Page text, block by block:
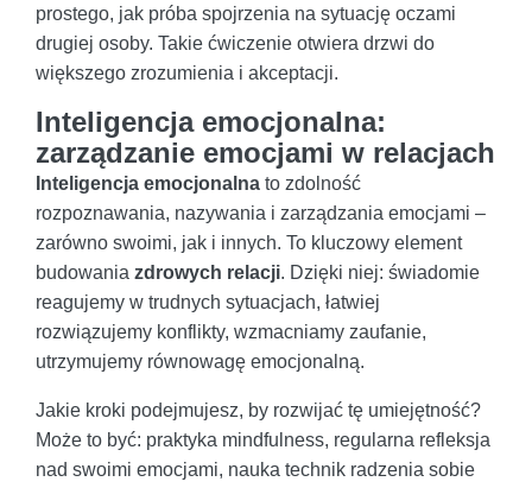
prostego, jak próba spojrzenia na sytuację oczami
drugiej osoby. Takie ćwiczenie otwiera drzwi do
większego zrozumienia i akceptacji.
Inteligencja emocjonalna:
zarządzanie emocjami w relacjach
Inteligencja emocjonalna to zdolność
rozpoznawania, nazywania i zarządzania emocjami –
zarówno swoimi, jak i innych. To kluczowy element
budowania zdrowych relacji. Dzięki niej: świadomie
reagujemy w trudnych sytuacjach, łatwiej
rozwiązujemy konflikty, wzmacniamy zaufanie,
utrzymujemy równowagę emocjonalną.
Jakie kroki podejmujesz, by rozwijać tę umiejętność?
Może to być: praktyka mindfulness, regularna refleksja
nad swoimi emocjami, nauka technik radzenia sobie